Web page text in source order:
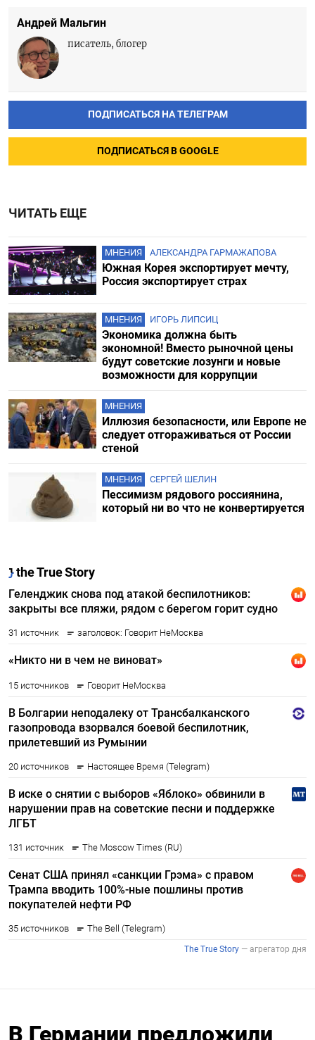
Андрей Мальгин
писатель, блогер
ПОДПИСАТЬСЯ НА ТЕЛЕГРАМ
ПОДПИСАТЬСЯ В GOOGLE
ЧИТАТЬ ЕЩЕ
МНЕНИЯ АЛЕКСАНДРА ГАРМАЖАПОВА
Южная Корея экспортирует мечту,
Россия экспортирует страх
МНЕНИЯ ИГОРЬ ЛИПСИЦ
Экономика должна быть
экономной! Вместо рыночной цены
будут советские лозунги и новые
возможности для коррупции
МНЕНИЯ
Иллюзия безопасности, или Европе не
следует отгораживаться от России
стеной
МНЕНИЯ СЕРГЕЙ ШЕЛИН
Пессимизм рядового россиянина,
который ни во что не конвертируется
В Германии предложили